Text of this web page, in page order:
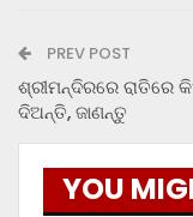
PREV POST
ଶ୍ରୀମନ୍ଦିରରେ ରାତିରେ
ଦିଅନ୍ତି, ଜାଣନ୍ତୁ
YOU